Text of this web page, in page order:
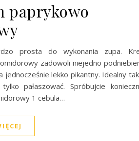
paprykowo
prosta do wykonania zupa.
zadowoli niejedno
jednocześnie lekko pikantny. Idealny
pałaszować. Spróbujcie
1 cebula…